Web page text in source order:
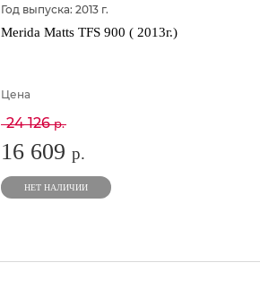
Год выпуска:2013 г.
Merida Matts TFS 900 ( 2013г.)
Цена
24 126р.
16 609р.
НЕТ НАЛИЧИИ